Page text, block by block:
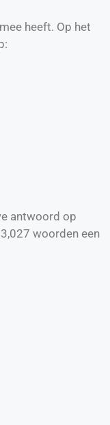
heeft. Op het
antwoord op
woorden een